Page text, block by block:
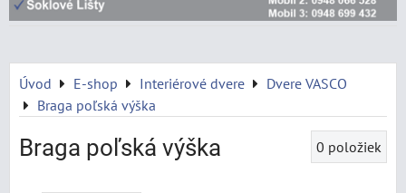
Úvod E-shop Interiérové dvere
Dvere VASCO
Braga poľská výška
Braga poľská výška 0 položiek